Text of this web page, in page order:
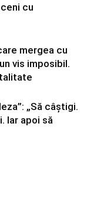
cu
mergea cu
vis imposibil.
„Să câștigi.
Iar apoi să